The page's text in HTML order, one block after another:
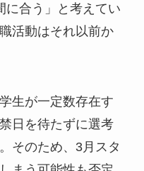
に合う」と考えてい
活動はそれ以前か
生が一定数存在す
日を待たずに選考
そのため、3月スタ